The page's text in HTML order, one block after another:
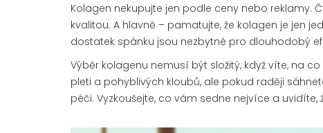
Kolagen nekupujte jen podle ceny nebo reklamy.
kvalitou. A hlavně – pamatujte, že kolagen je jen
dostatek spánku jsou nezbytné pro dlouhodobý
Výběr kolagenu nemusí být složitý, když víte, na
pleti a pohyblivých kloubů, ale pokud raději
péči. Vyzkoušejte, co vám sedne nejvíce a